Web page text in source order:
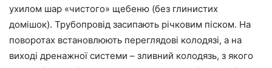
ухилом шар «чистого» щебеню (без глинистих
домішок). Трубопровід засипають річковим піском. На
поворотах встановлюють переглядові колодязі, а на
виході дренажної системи – зливний колодязь, з якого